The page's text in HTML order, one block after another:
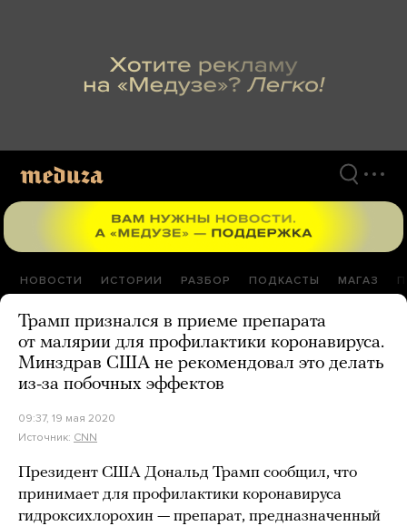
НОВОСТИ ИСТОРИИ РАЗБОР ПОДКАСТЫ МАГАЗ
Трамп признался в приеме препарата
от малярии для профилактики коронавируса.
Минздрав США не рекомендовал это делать
из-за побочных эффектов
09:37, 19 мая 2020
Источник: CNN
Президент США Дональд Трамп сообщил, что
принимает для профилактики коронавируса
гидроксихлорохин — препарат, предназначенный